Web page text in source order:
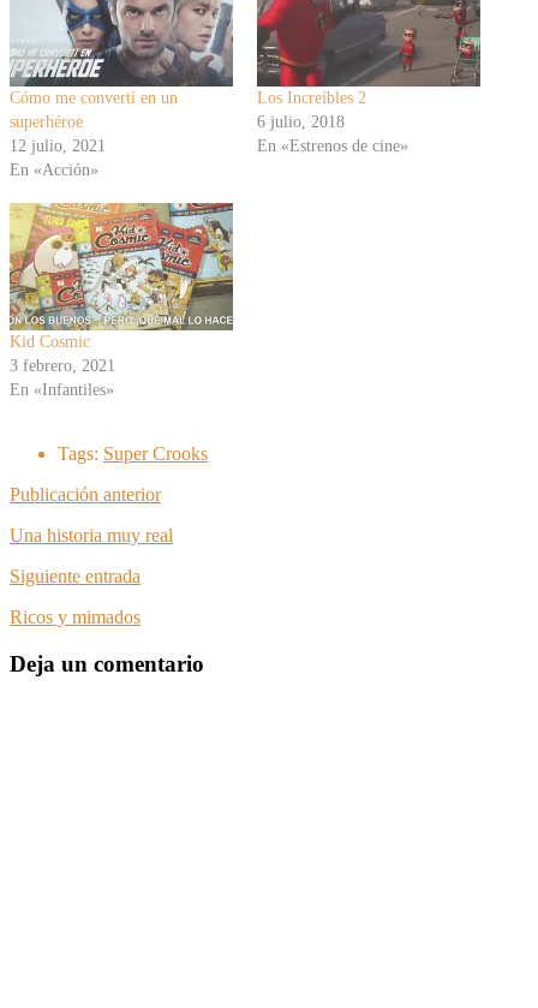
Cómo me convertí en un
superhéroe
12 julio, 2021
En «Acción»
Los Increíbles 2
6 julio, 2018
En «Estrenos de cine»
Kid Cosmic
3 febrero, 2021
En «Infantiles»
Tags: Super Crooks
Publicación anterior
Una historia muy real
Siguiente entrada
Ricos y mimados
Deja un comentario